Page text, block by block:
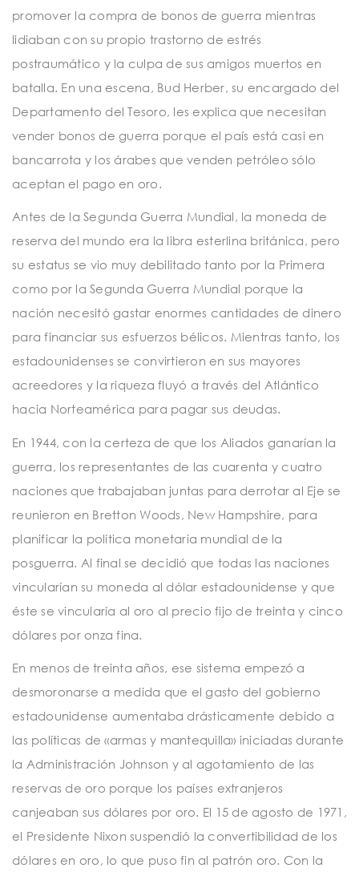
promover la compra de bonos de guerra mientras
lidiaban con su propio trastorno de estrés
postraumático y la culpa de sus amigos muertos en
batalla. En una escena, Bud Herber, su encargado del
Departamento del Tesoro, les explica que necesitan
vender bonos de guerra porque el país está casi en
bancarrota y los árabes que venden petróleo sólo
aceptan el pago en oro.
Antes de la Segunda Guerra Mundial, la moneda de
reserva del mundo era la libra esterlina británica, pero
su estatus se vio muy debilitado tanto por la Primera
como por la Segunda Guerra Mundial porque la
nación necesitó gastar enormes cantidades de dinero
para financiar sus esfuerzos bélicos. Mientras tanto, los
estadounidenses se convirtieron en sus mayores
acreedores y la riqueza fluyó a través del Atlántico
hacia Norteamérica para pagar sus deudas.
En 1944, con la certeza de que los Aliados ganarían la
guerra, los representantes de las cuarenta y cuatro
naciones que trabajaban juntas para derrotar al Eje se
reunieron en Bretton Woods, New Hampshire, para
planificar la política monetaria mundial de la
posguerra. Al final se decidió que todas las naciones
vincularían su moneda al dólar estadounidense y que
éste se vincularía al oro al precio fijo de treinta y cinco
dólares por onza fina.
En menos de treinta años, ese sistema empezó a
desmoronarse a medida que el gasto del gobierno
estadounidense aumentaba drásticamente debido a
las políticas de «armas y mantequilla» iniciadas durante
la Administración Johnson y al agotamiento de las
reservas de oro porque los países extranjeros
canjeaban sus dólares por oro. El 15 de agosto de 1971,
el Presidente Nixon suspendió la convertibilidad de los
dólares en oro, lo que puso fin al patrón oro. Con la